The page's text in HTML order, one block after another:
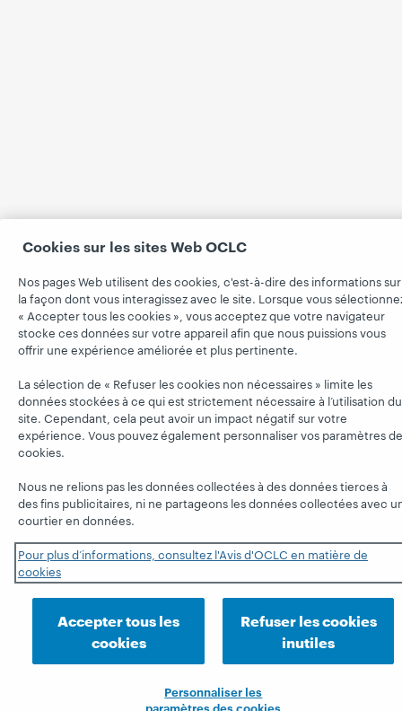
Cookies sur les sites Web OCLC
Nos pages Web utilisent des cookies, c'est-à-dire des informations sur
la façon dont vous interagissez avec le site. Lorsque vous
« Accepter tous les cookies », vous acceptez que votre navigateur
stocke ces données sur votre appareil afin que nous puissions vous
offrir une expérience améliorée et plus pertinente.
La sélection de « Refuser les cookies non nécessaires » limite les
données stockées à ce qui est strictement nécessaire à l’utilisation du
site. Cependant, cela peut avoir un impact négatif sur votre
expérience. Vous pouvez également personnaliser vos paramètres de
cookies.
Nous ne relions pas les données collectées à des données tierces à
des fins publicitaires, ni ne partageons les données collectées avec
courtier en données.
Pour plus d’informations, consultez l'Avis d'OCLC en matière de
cookies
Accepter tous les
cookies
Refuser les cookies
inutiles
Personnaliser les